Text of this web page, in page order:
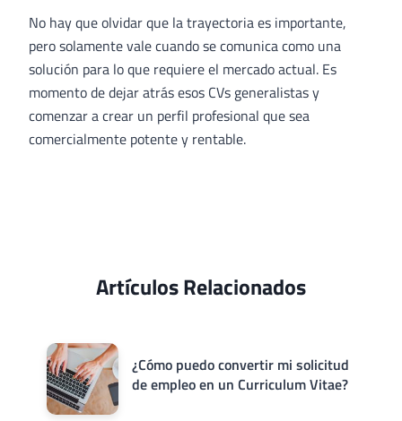
No hay que olvidar que la trayectoria es importante,
pero solamente vale cuando se comunica como una
solución para lo que requiere el mercado actual. Es
momento de dejar atrás esos CVs generalistas y
comenzar a crear un perfil profesional que sea
comercialmente potente y rentable.
Artículos Relacionados
¿Cómo puedo convertir mi solicitud
de empleo en un Curriculum Vitae?